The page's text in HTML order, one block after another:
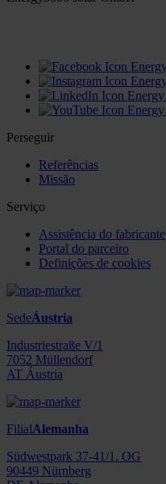
Perseguir
Referências
Missão
Serviço
Assistência do fabricante
Portal do parceiro
Definições de cookies
SedeÁustria
Industriestraße V/1
7052 Müllendorf
AT Áustria
FilialAlemanha
Südwestpark 37-41/1. OG
90449 Nürnberg